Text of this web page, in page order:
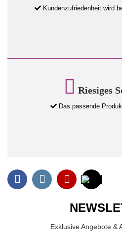
Kundenzufriedenheit wird
Riesiges
Das passende
Exklusive Angebote &